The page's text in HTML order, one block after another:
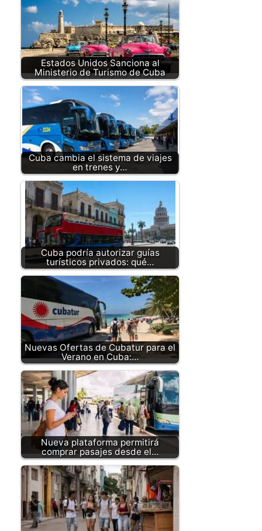
Estados Unidos Sanciona al
Ministerio de Turismo de Cuba
Cuba cambia el sistema de viajes
en trenes y…
Cuba podría autorizar guías
turísticos privados: qué…
Nuevas Ofertas de Cubatur para el
Verano en Cuba:…
Nueva plataforma permitirá
comprar pasajes desde el…